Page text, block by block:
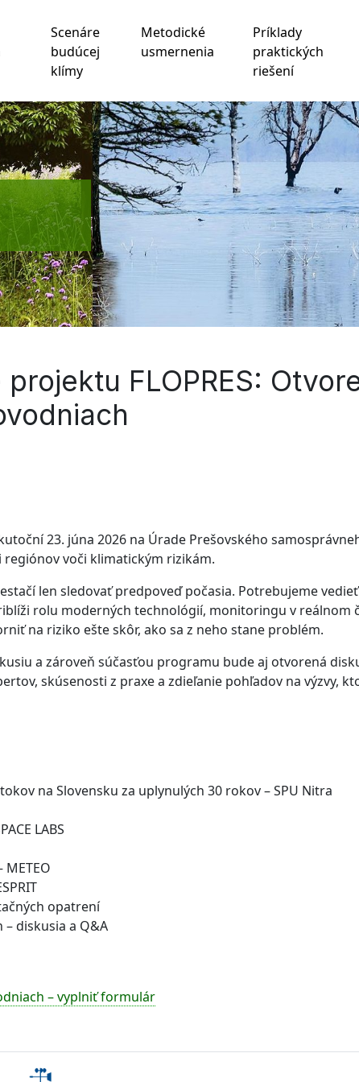
vášho záujmu o naše produkty a služby a na
Scenáre
budúcej
klímy
Metodické
usmernenia
Príklady
praktických
riešení
FLOPRES:
23. júna 2026 na Úrade Prešovského
voči klimatickým rizikám.
len sledovať predpoveď počasia. Potrebujeme
rolu moderných technológií, monitoringu v reálnom
na riziko ešte skôr, ako sa z neho stane problém.
a zároveň súčasťou programu bude aj otvorená
skúsenosti z praxe a zdieľanie pohľadov na výzvy,
na Slovensku za uplynulých 30 rokov – SPU Nitra
LABS
opatrení
diskusia a Q&A
– vyplniť formulár